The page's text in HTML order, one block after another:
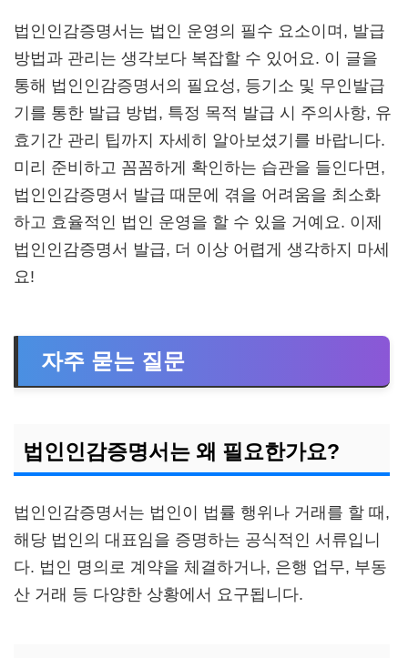
법인인감증명서는 법인 운영의 필수 요소이며, 발급
방법과 관리는 생각보다 복잡할 수 있어요. 이 글을
통해 법인인감증명서의 필요성, 등기소 및 무인발급
기를 통한 발급 방법, 특정 목적 발급 시 주의사항, 유
효기간 관리 팁까지 자세히 알아보셨기를 바랍니다.
미리 준비하고 꼼꼼하게 확인하는 습관을 들인다면,
법인인감증명서 발급 때문에 겪을 어려움을 최소화
하고 효율적인 법인 운영을 할 수 있을 거예요. 이제
법인인감증명서 발급, 더 이상 어렵게 생각하지 마세
요!
자주 묻는 질문
법인인감증명서는 왜 필요한가요?
법인인감증명서는 법인이 법률 행위나 거래를 할 때,
해당 법인의 대표임을 증명하는 공식적인 서류입니
다. 법인 명의로 계약을 체결하거나, 은행 업무, 부동
산 거래 등 다양한 상황에서 요구됩니다.